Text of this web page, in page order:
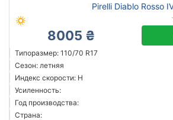
Pirelli Diablo Rosso
8005 ₴
Типоразмер: 110/70 R17
Сезон: летняя
Индекс скорости: H
Усиленность:
Год производства:
Страна: